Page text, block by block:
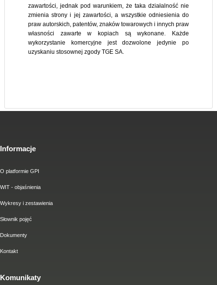
zawartości, jednak pod warunkiem, że taka działalność nie
zmienia strony i jej zawartości, a wszystkie odniesienia do
praw autorskich, patentów, znaków towarowych i innych praw
własności zawarte w kopiach są wykonane. Każde
wykorzystanie komercyjne jest dozwolone jedynie po
uzyskaniu stosownej zgody TGE SA.
Informacje
O platformie GPI
WIT - objaśnienia
Wykresy i zestawienia
Słownik pojęć
Dokumenty
Kontakt
Komunikaty